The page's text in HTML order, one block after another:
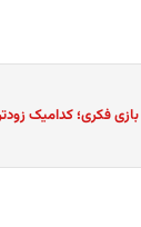
بازی فکری؛ کدامیک